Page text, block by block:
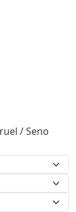
/ Seno